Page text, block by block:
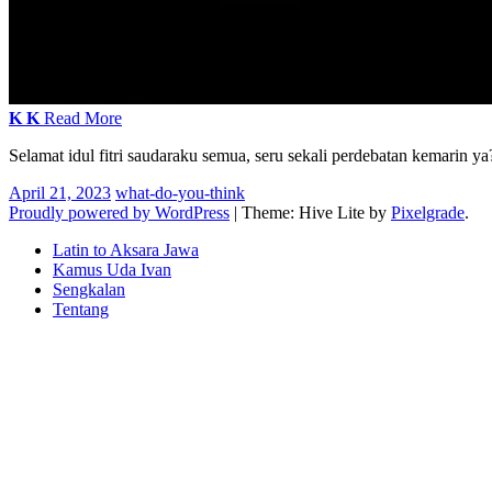
K K Read More
Selamat idul fitri saudaraku semua, seru sekali perdebatan kemarin
April 21, 2023 what-do-you-think
Proudly powered by WordPress | Theme: Hive Lite by Pixelgrade.
Footer
navigation
Latin to Aksara Jawa
Kamus Uda Ivan
Sengkalan
Tentang